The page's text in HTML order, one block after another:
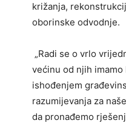
križanja,
oborinske odvodnje.
„Radi se o vrlo
većinu od njih
ishođenjem
razumijevanja za
da pronađemo